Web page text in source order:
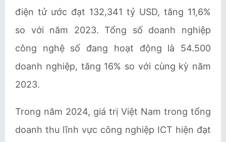
điện tử ước đạt 132,341 tỷ USD, tăng 11,6%
so với năm 2023. Tổng số doanh nghiệp
công nghệ số đang hoạt động là 54.500
doanh nghiệp, tăng 16% so với cùng kỳ năm
2023.
Trong năm 2024, giá trị Việt Nam trong tổng
doanh thu lĩnh vực công nghiệp ICT hiện đạt